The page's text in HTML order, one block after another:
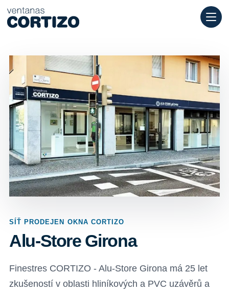
Okna Cortizo je specializovaná síť pro hliníková a PVC okna
Produkty
Nabídka
SÍŤ PRODEJEN OKNA CORTIZO
Alu-Store Girona
Finestres CORTIZO - Alu-Store Girona má 25 let
zkušeností v oblasti hliníkových a PVC uzávěrů a